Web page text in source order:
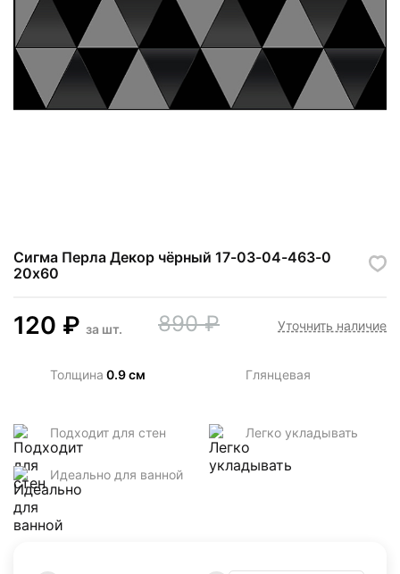
Сигма Перла Декор чёрный 17-03-04-463-0
20х60
120 ₽ за шт. 890 ₽ Уточнить наличие
Толщина 0.9 см Глянцевая
Подходит для стен Легко укладывать
Идеально для ванной